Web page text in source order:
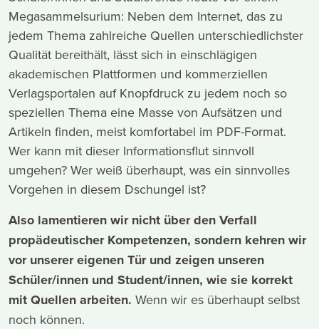
Megasammelsurium: Neben dem Internet, das zu
jedem Thema zahlreiche Quellen unterschiedlichster
Qualität bereithält, lässt sich in einschlägigen
akademischen Plattformen und kommerziellen
Verlagsportalen auf Knopfdruck zu jedem noch so
speziellen Thema eine Masse von Aufsätzen und
Artikeln finden, meist komfortabel im PDF-Format.
Wer kann mit dieser Informationsflut sinnvoll
umgehen? Wer weiß überhaupt, was ein sinnvolles
Vorgehen in diesem Dschungel ist?
Also lamentieren wir nicht über den Verfall
propädeutischer Kompetenzen, sondern kehren wir
vor unserer eigenen Tür und zeigen unseren
Schüler/innen und Student/innen, wie sie korrekt
mit Quellen arbeiten. Wenn wir es überhaupt selbst
noch können.